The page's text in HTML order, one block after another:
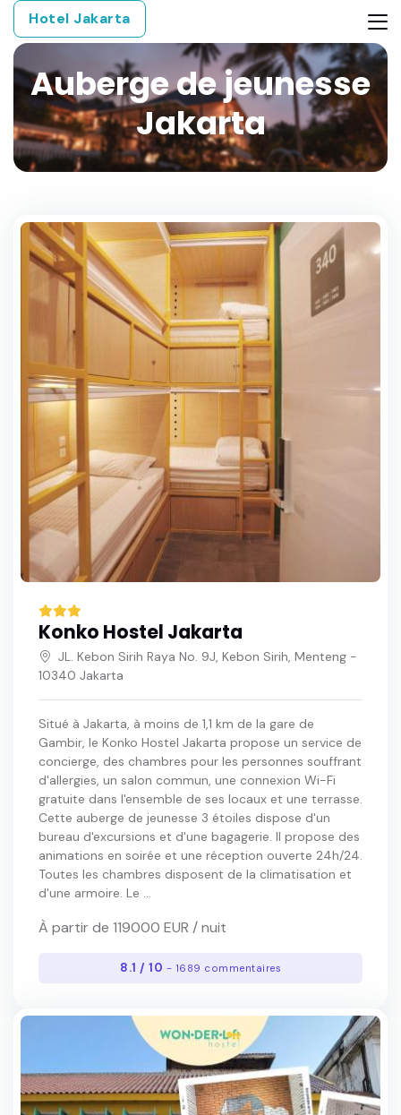
Hotel Jakarta
Auberge de jeunesse
Jakarta
Konko Hostel Jakarta
JL. Kebon Sirih Raya No. 9J, Kebon Sirih, Menteng -
10340 Jakarta
Situé à Jakarta, à moins de 1,1 km de la gare de
Gambir, le Konko Hostel Jakarta propose un service de
concierge, des chambres pour les personnes souffrant
d'allergies, un salon commun, une connexion Wi-Fi
gratuite dans l'ensemble de ses locaux et une terrasse.
Cette auberge de jeunesse 3 étoiles dispose d'un
bureau d'excursions et d'une bagagerie. Il propose des
animations en soirée et une réception ouverte 24h/24.
Toutes les chambres disposent de la climatisation et
d'une armoire. Le ...
À partir de 119000 EUR / nuit
8.1 / 10 - 1689 commentaires